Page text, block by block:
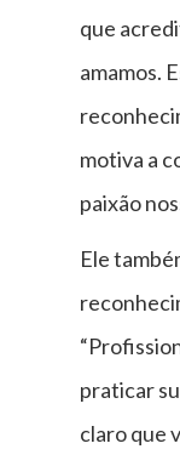
que
amamos.
motiva a
paixão
Ele
praticar
claro que